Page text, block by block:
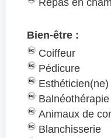
Repas en
Bien-être :
Coiffeur
Pédicure
Esthéticien(ne)
Animaux de
Blanchisserie